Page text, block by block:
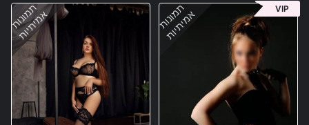
תמונות
אמיתיות VIP תמונות
אמיתיות